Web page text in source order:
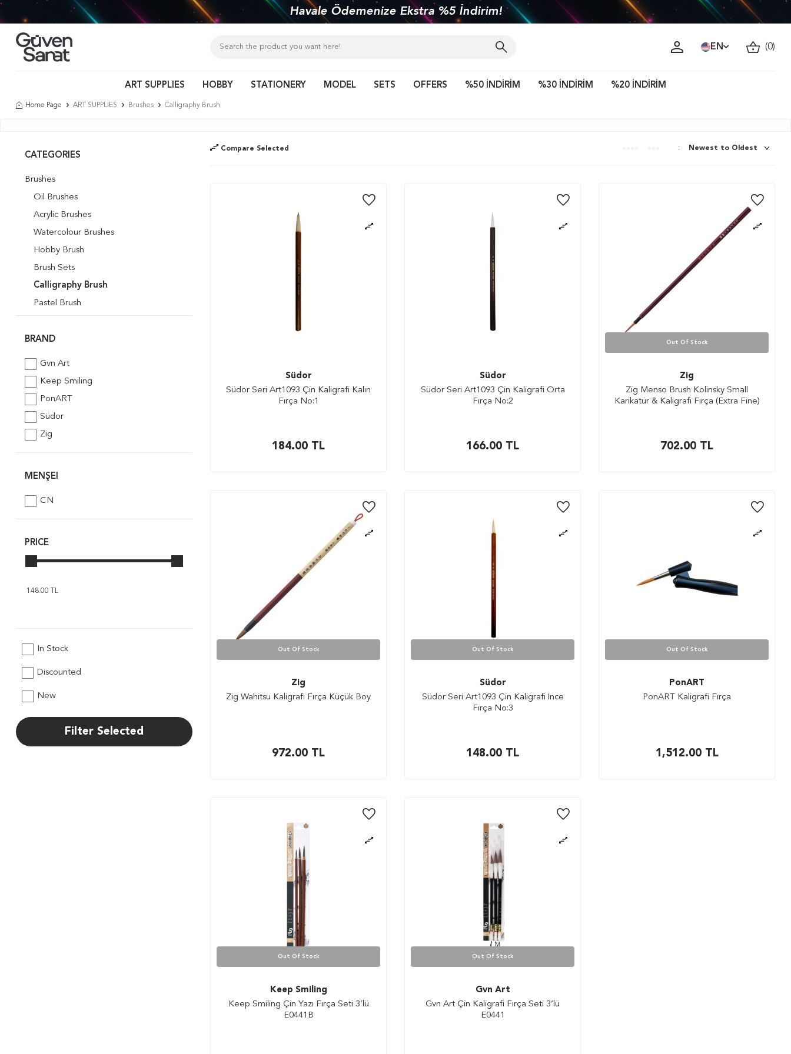
Havale Ödemenize Ekstra %5 İndirim!
EN (0)
ART SUPPLIES HOBBY STATIONERY MODEL SETS OFFERS %50 İNDİRİM %30 İNDİRİM %20 İNDİRİM
Home Page ART SUPPLIES Brushes Calligraphy Brush
CATEGORIES
Brushes
Oil Brushes
Acrylic Brushes
Watercolour Brushes
Hobby Brush
Brush Sets
Calligraphy Brush
Pastel Brush
Sponge Brush
Water Brush
Silicone Brush
Fan Brush
Flat Brush
Stencil Brush
BRAND
Gvn Art
Keep Smiling
PonART
Südor
Zig
MENŞEI
CN
PRICE
In Stock
Discounted
New
Filter Selected
Compare Selected :
Südor
Südor Seri Art1093 Çin Kaligrafi Kalın
Fırça No:1
184.00 TL
Südor
Südor Seri Art1093 Çin Kaligrafi Orta
Fırça No:2
166.00 TL
Out Of Stock
Zig
Zig Menso Brush Kolinsky Small
Karikatür & Kaligrafi Fırça (Extra Fine)
702.00 TL
Out Of Stock
Zig
Zig Wahitsu Kaligrafi Fırça Küçük Boy
972.00 TL
Out Of Stock
Südor
Südor Seri Art1093 Çin Kaligrafi İnce
Fırça No:3
148.00 TL
Out Of Stock
PonART
PonART Kaligrafi Fırça
1,512.00TL
Out Of Stock
Keep Smiling
Keep Smiling Çin Yazı Fırça Seti 3’lü
E0441B
Out Of Stock
Gvn Art
Gvn Art Çin Kaligrafi Fırça Seti 3’lü
E0441